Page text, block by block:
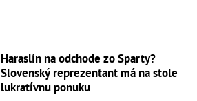
Haraslín na odchode zo Sparty?
Slovenský reprezentant má na stole
lukratívnu ponuku